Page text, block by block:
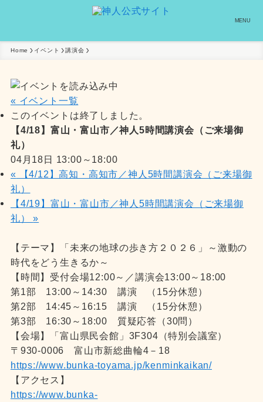
MENU
Home イベント 講演会
« イベント一覧
このイベントは終了しました。
【4/18】富山・富山市／神人5時間講演会（ご来場御
礼）
04月18日 13:00 ～ 18:00
« 【4/12】高知・高知市／神人5時間講演会（ご来場御
礼）
【4/19】富山・富山市／神人5時間講演会（ご来場御
礼）»
【テーマ】「未来の地球の歩き方２０２６」～激動の
時代をどう生きるか～
【時間】受付会場12:00～／講演会13:00～18:00
第1部 13:00～14:30 講演 （15分休憩）
第2部 14:45～16:15 講演 （15分休憩）
第3部 16:30～18:00 質疑応答（30問）
【会場】「富山県民会館」3F304（特別会議室）
〒930-0006 富山市新総曲輪4－18
https://www.bunka-toyama.jp/kenminkaikan/
【アクセス】
https://www.bunka-